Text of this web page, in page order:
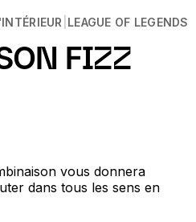
LEAGUE OF LEGENDS
FIZZ
vous donnera
dans tous les sens en